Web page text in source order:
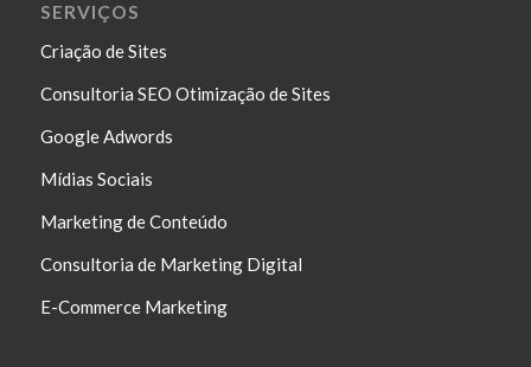
SERVIÇOS
Criação de Sites
Consultoria SEO Otimização de Sites
Google Adwords
Mídias Sociais
Marketing de Conteúdo
Consultoria de Marketing Digital
E-Commerce Marketing